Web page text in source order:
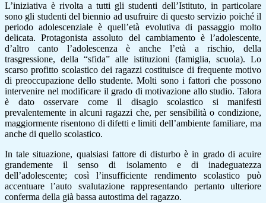
L’iniziativa è rivolta a tutti gli studenti dell’Istituto, in particolare
sono gli studenti del biennio ad usufruire di questo servizio poiché il
periodo adolescenziale è quell’età evolutiva di passaggio molto
delicata. Protagonista assoluto del cambiamento è l’adolescente,
d’altro canto l’adolescenza è anche l’età a rischio, della
trasgressione, della “sfida” alle istituzioni (famiglia, scuola). Lo
scarso profitto scolastico dei ragazzi costituisce di frequente motivo
di preoccupazione dello studente. Molti sono i fattori che possono
intervenire nel modificare il grado di motivazione allo studio. Talora
è dato osservare come il disagio scolastico si manifesti
prevalentemente in alcuni ragazzi che, per sensibilità o condizione,
maggiormente risentono di difetti e limiti dell’ambiente familiare, ma
anche di quello scolastico.
In tale situazione, qualsiasi fattore di disturbo è in grado di acuire
grandemente il senso di isolamento e di inadeguatezza
dell’adolescente; così l’insufficiente rendimento scolastico può
accentuare l’auto svalutazione rappresentando pertanto ulteriore
conferma della già bassa autostima del ragazzo.